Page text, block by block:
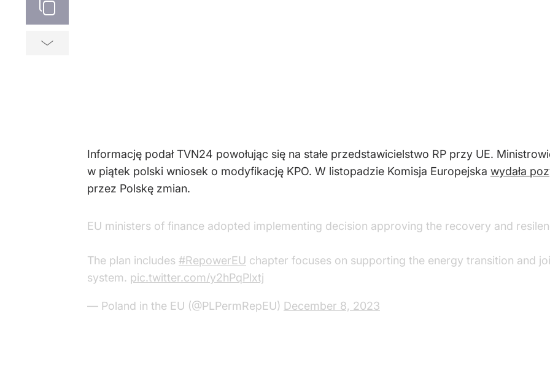
Informację podał TVN24 powołując się na stałe przedstawicielstwo RP przy UE.
w piątek polski wniosek o modyfikację KPO. W listopadzie Komisja Europejska wydała
przez Polskę zmian.
EU ministers of finance adopted implementing decision approving the recovery and
The plan includes #RepowerEU chapter focuses on supporting the energy transition and
system. pic.twitter.com/y2hPqPlxtj
— Poland in the EU (@PLPermRepEU) December 8, 2023